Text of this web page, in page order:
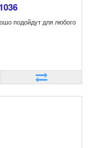
подойдут для любого